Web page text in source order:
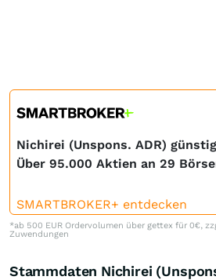
Nichirei (Unspons. ADR)
Über 95.000 Aktien an 29
SMARTBROKER+ entdecken
*ab 500 EUR Ordervolumen über gettex für 0€,
Zuwendungen
Stammdaten Nichirei